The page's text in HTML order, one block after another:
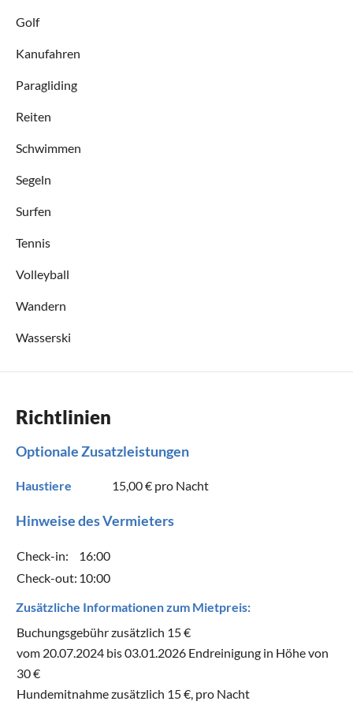
Golf
Kanufahren
Paragliding
Reiten
Schwimmen
Segeln
Surfen
Tennis
Volleyball
Wandern
Wasserski
Richtlinien
Optionale Zusatzleistungen
Haustiere 15,00 € pro Nacht
Hinweise des Vermieters
Check-in:
16:00
Check-out: 10:00
Zusätzliche Informationen zum Mietpreis:
Buchungsgebühr zusätzlich 15 €
vom 20.07.2024 bis 03.01.2026 Endreinigung in Höhe von
30 €
Hundemitnahme zusätzlich 15 €, pro Nacht